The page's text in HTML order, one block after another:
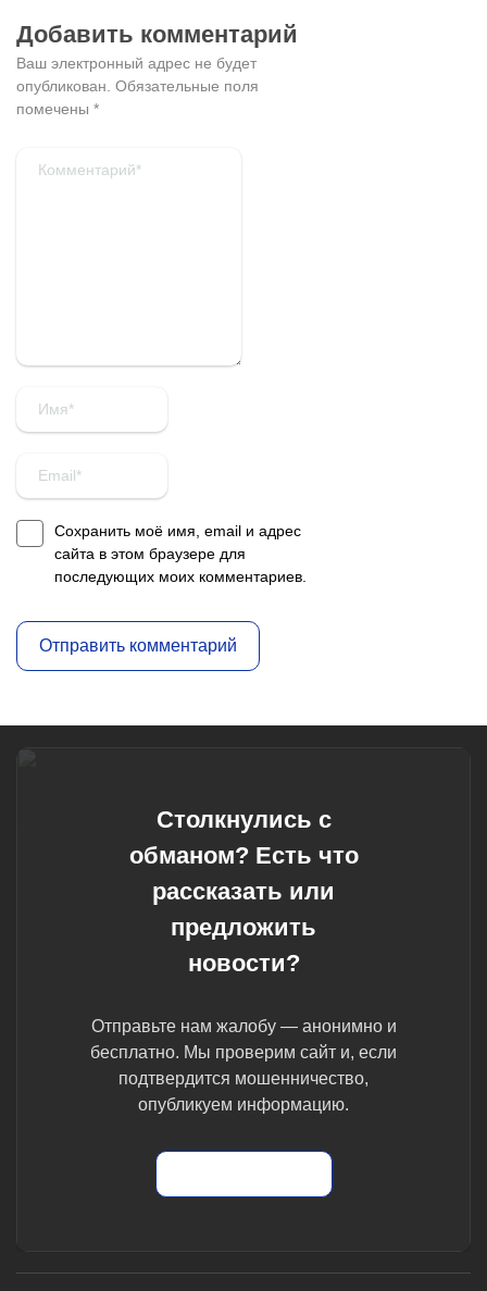
Добавить комментарий
Ваш электронный адрес не будет
опубликован. Обязательные поля
помечены *
Сохранить моё имя, email и адрес
сайта в этом браузере для
последующих моих комментариев.
Столкнулись с
обманом? Есть что
рассказать или
предложить
новости?
Отправьте нам жалобу — анонимно и
бесплатно. Мы проверим сайт и, если
подтвердится мошенничество,
опубликуем информацию.